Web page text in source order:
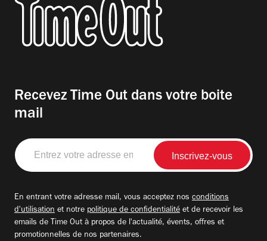
Recevez Time Out dans votre boite
mail
Entrez
votre
adresse
En entrant votre adresse mail, vous acceptez nos conditions
d'utilisation et notre politique de confidentialité et de recevoir les
emails de Time Out à propos de l'actualité, évents, offres et
promotionnelles de nos partenaires.